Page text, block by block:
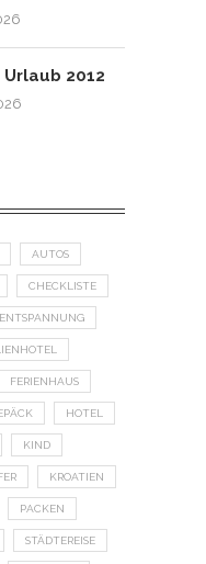
2012
AUTOS
CHECKLISTE
ENTSPANNUNG
FERIENHAUS
HOTEL
KIND
KROATIEN
PACKEN
STÄDTEREISE